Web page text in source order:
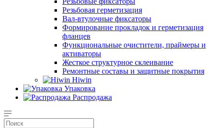
Резьбовая герметизация
Вал-втулочные фиксаторы
Формирование прокладок и герметизация
фланцев
Функциональные очистители, праймеры и
активаторы
Жесткое структурное склеивание
Ремонтные составы и защитные покрытия
Hiwin
Упаковка
Распродажа